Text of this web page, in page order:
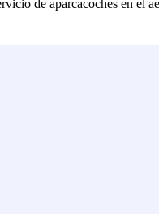
de aparcacoches en el